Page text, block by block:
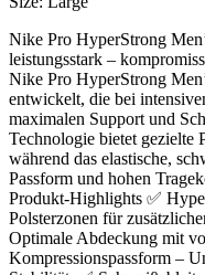
Nike Pro HyperStrong
leistungsstark –
Nike Pro HyperStrong
entwickelt, die bei
maximalen Support und
Technologie bietet gezielte
während das elastische,
Passform und hohen
Produkt-Highlights ✅
Polsterzonen für
Optimale Abdeckung mit
Kompressionspassform –